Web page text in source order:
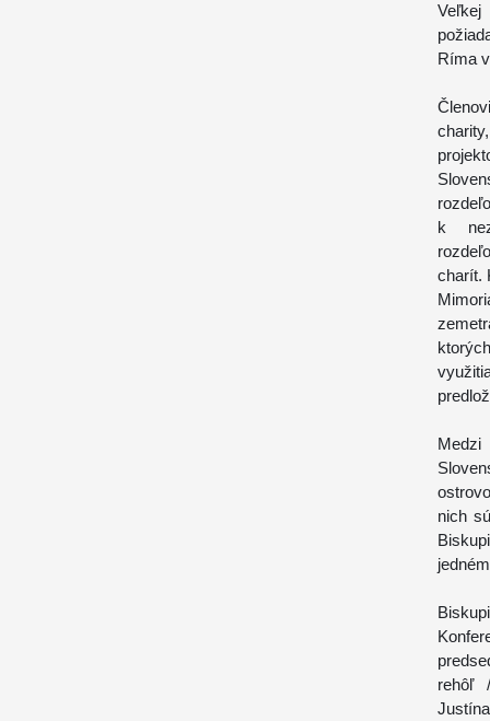
Ríma
k
charít.
nich
rehôľ